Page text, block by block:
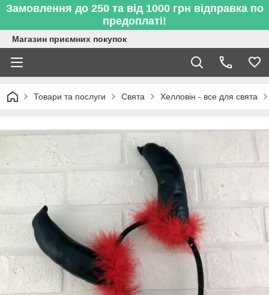
Замовлення до 250 та від 1000 грн відправка по
предоплаті!
Магазин приємних покупок
Товари та послуги Свята Хелловін - все для свята